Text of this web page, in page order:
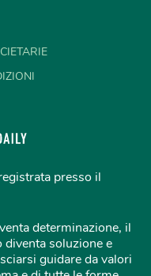
presso il
determinazione, il
soluzione e
guidare da valori